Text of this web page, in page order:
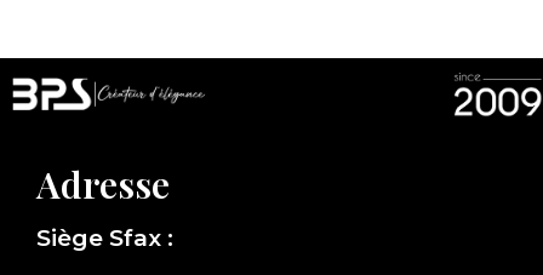
Adresse
Siège Sfax :